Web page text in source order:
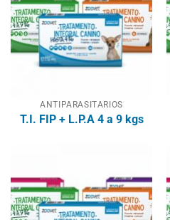
ANTIPARASITARIOS
T.I. FIP + L.P.A 4 a 9 kgs